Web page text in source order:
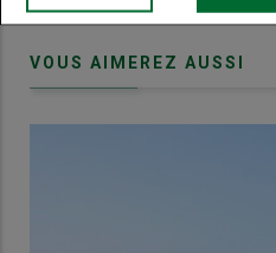
VOUS AIMEREZ AUSSI